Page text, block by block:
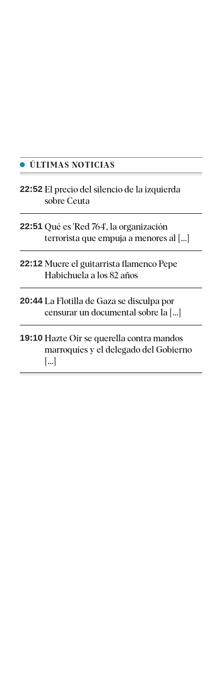
ÚLTIMAS NOTICIAS
22:52 El precio del silencio de la izquierda
sobre Ceuta
22:51 Qué es 'Red 764', la organización
terrorista que empuja a menores al [...]
22:12 Muere el guitarrista flamenco Pepe
Habichuela a los 82 años
20:44 La Flotilla de Gaza se disculpa por
censurar un documental sobre la [...]
19:10 Hazte Oír se querella contra mandos
marroquíes y el delegado del Gobierno
[...]